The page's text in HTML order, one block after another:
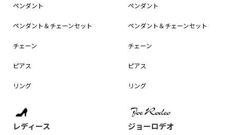
ペンダント
ペンダント＆チェーンセット
チェーン
ピアス
リング
ペンダント
ペンダント＆チェーンセット
チェーン
ピアス
リング
レディース ジョーロデオ